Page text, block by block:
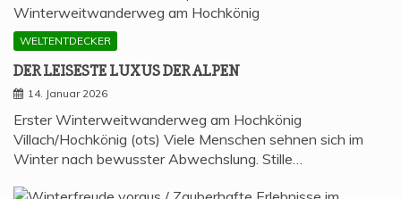
WELTENTDECKER
DER LEI­SES­TE LUXUS DER ALPEN
14. Januar 2026
Erster Winterweitwanderweg am Hochkönig
Villach/Hochkönig (ots) Viele Menschen sehnen sich im
Winter nach bewusster Abwechslung. Stille…